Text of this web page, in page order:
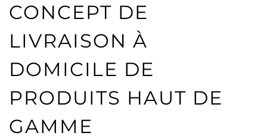
CONCEPT DE
LIVRAISON À
DOMICILE DE
PRODUITS HAUT DE
GAMME